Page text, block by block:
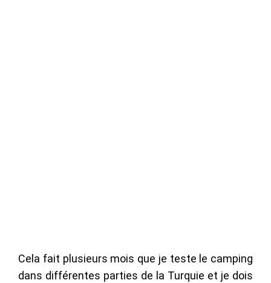
Cela fait plusieurs mois que je teste le camping
dans différentes parties de la Turquie et je dois